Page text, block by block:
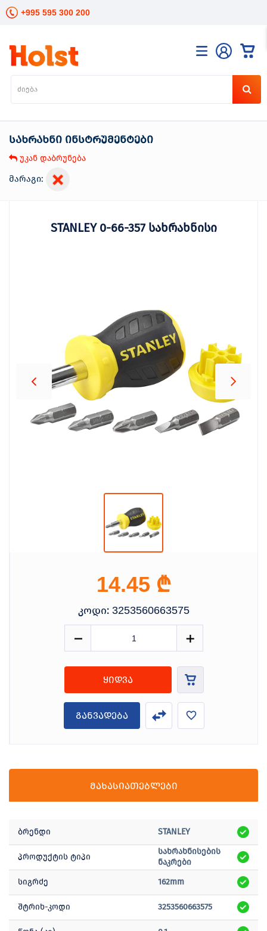
+995 595 300 200
სახრახნი ინსტრუმენტები
უკან დაბრუნება
მარაგი:
STANLEY 0-66-357 სახრახნისი
14.45 ₾
კოდი: 3253560663575
ყიდვა
განვადება
მახასიათებლები
ბრენდი STANLEY
პროდუქტის ტიპი
სახრახნისების
ნაკრები
სიგრძე
162mm
შტრიხ-კოდი 3253560663575
კატალოგი
განათება
ინსტრუმენტები
ელექტრო
მოვლა
მცენარეთა
შეთავაზებები ბრენდები ბლოგი
ქსელები